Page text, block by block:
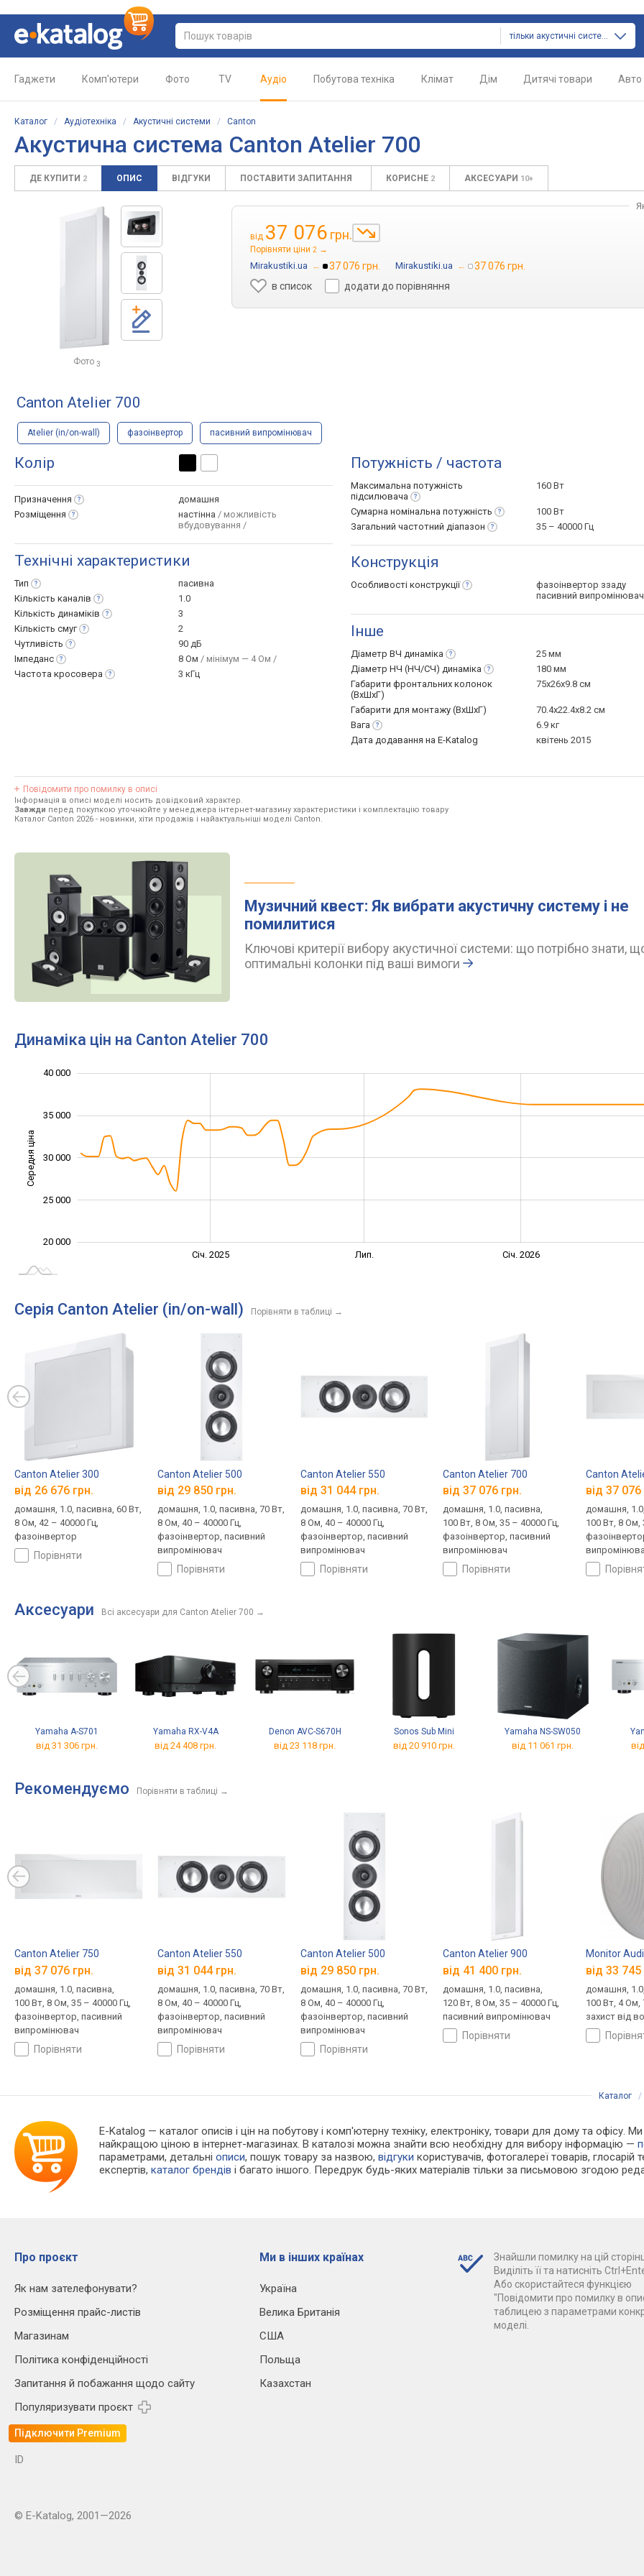
тільки акустичні системи
Гаджети Комп'ютери Фото TV Аудіо Побутова техніка Клімат Дім Дитячі товари Авто
Каталог / Аудіотехніка / Акустичні системи / Canton
Акустична система Canton Atelier 700
ДЕ КУПИТИ 2 ОПИС ВІДГУКИ ПОСТАВИТИ ЗАПИТАННЯ КОРИСНЕ 2 АКСЕСУАРИ 10+
Фото 3
від 37 076 грн.
Порівняти ціни 2 →
Mirakustiki.ua → 37 076 грн. Mirakustiki.ua →
37 076 грн.
в список
додати до порівняння
Canton Atelier 700
Atelier (in/on-wall) фазоінвертор пасивний випромінювач
Колір
Призначення
домашня
Розміщення
настінна / можливість
вбудовування /
Технічні характеристики
Тип
пасивна
Кількість каналів
1.0
Кількість динаміків
3
Кількість смуг
2
Чутливість
90 дБ
Імпеданс
8 Ом / мінімум — 4 Ом /
Частота кросовера 3 кГц
Потужність / частота
Максимальна потужність
підсилювача
160 Вт
Сумарна номінальна потужність
100 Вт
Загальний частотний діапазон 35 – 40000 Гц
Конструкція
Особливості конструкції
фазоінвертор ззаду
пасивний випромінювач
Інше
Діаметр ВЧ динаміка
25 мм
Діаметр НЧ (НЧ/СЧ) динаміка
180 мм
Габарити фронтальних колонок
(ВхШхГ)
75x26x9.8 см
Габарити для монтажу (ВхШхГ)
70.4x22.4x8.2 см
Вага
6.9 кг
Дата додавання на E-Katalog
квітень 2015
Повідомити про помилку в описі
Інформація в описі моделі носить довідковий характер.
Завжди перед покупкою уточнюйте у менеджера інтернет-магазину характеристики і комплектацію товару
Каталог Canton 2026 - новинки, хіти продажів і найактуальніші моделі Canton.
Музичний квест: Як вибрати акустичну систему і не
помилитися
Ключові критерії вибору акустичної системи: що потрібно знати,
оптимальні колонки під ваші вимоги
Динаміка цін на Canton Atelier 700
Середня ціна 20 000
20 000
25 000
30 000
35 000
40 000
Січ. 2025 Лип. Січ. 2026
Серія Canton Atelier (in/on-wall) Порівняти в таблиці →
Canton Atelier 300
від 26 676 грн.
домашня, 1.0, пасивна, 60 Вт,
8 Ом, 42 – 40000 Гц,
фазоінвертор
порівняти
Canton Atelier 500
від 29 850 грн.
домашня, 1.0, пасивна, 70 Вт,
8 Ом, 40 – 40000 Гц,
фазоінвертор, пасивний
випромінювач
порівняти
Canton Atelier 550
від 31 044 грн.
домашня, 1.0, пасивна, 70 Вт,
8 Ом, 40 – 40000 Гц,
фазоінвертор, пасивний
випромінювач
порівняти
Canton Atelier 700
від 37 076 грн.
домашня, 1.0, пасивна,
100 Вт, 8 Ом, 35 – 40000 Гц,
фазоінвертор, пасивний
випромінювач
порівняти
Canton
від 37 076
домашня,
100 Вт, 8 Ом,
Аксесуари Всі аксесуари для Canton Atelier 700 →
Yamaha A-S701
від 31 306 грн.
Yamaha RX-V4A
від 24 408 грн.
Denon AVC-S670H
від 23 118 грн.
Sonos Sub Mini
від 20 910 грн.
Yamaha NS-SW050
від 11 061 грн.
Рекомендуємо Порівняти в таблиці →
Canton Atelier 750
від 37 076 грн.
домашня, 1.0, пасивна,
100 Вт, 8 Ом, 35 – 40000 Гц,
фазоінвертор, пасивний
випромінювач
порівняти
Canton Atelier 550
від 31 044 грн.
домашня, 1.0, пасивна, 70 Вт,
8 Ом, 40 – 40000 Гц,
фазоінвертор, пасивний
випромінювач
порівняти
Canton Atelier 500
від 29 850 грн.
домашня, 1.0, пасивна, 70 Вт,
8 Ом, 40 – 40000 Гц,
фазоінвертор, пасивний
випромінювач
порівняти
Canton Atelier 900
від 41 400 грн.
домашня, 1.0, пасивна,
120 Вт, 8 Ом, 35 – 40000 Гц,
пасивний випромінювач
порівняти
Monitor
від 33 745
домашня,
100 Вт, 4 Ом,
захист від
Каталог
E-Katalog — каталог описів і цін на побутову і комп'ютерну техніку, електроніку, товари для дому та офісу.
найкращою ціною в інтернет-магазинах. В каталозі можна знайти всю необхідну для вибору інформацію —
параметрами, детальніописи, пошук товару за назвою,відгуки користувачів, фотогалереї товарів, глосарій
експертів,каталог брендів і багато іншого. Передрук будь-яких матеріалів тільки за письмовою згодою
Про проєкт
Як нам зателефонувати?
Розміщення прайс-листів
Магазинам
Політика конфіденційності
Запитання й побажання щодо сайту
Популяризувати проєкт
Підключити Premium
Ми в інших країнах
Україна
Велика Британія
США
Польща
Казахстан
Знайшли помилку на цій
Виділіть її та натисніть
Або скористайтеся функцією
"Повідомити про помилку в
таблицею з параметрами
моделі.
ID
© E-Katalog, 2001—2026